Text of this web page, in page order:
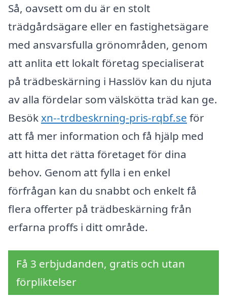
Så, oavsett om du är en stolt
trädgårdsägare eller en fastighetsägare
med ansvarsfulla grönområden, genom
att anlita ett lokalt företag specialiserat
på trädbeskärning i Hasslöv kan du njuta
av alla fördelar som välskötta träd kan ge.
Besökxn--trdbeskrning-pris-rqbf.se för
att få mer information och få hjälp med
att hitta det rätta företaget för dina
behov. Genom att fylla i en enkel
förfrågan kan du snabbt och enkelt få
flera offerter på trädbeskärning från
erfarna proffs i ditt område.
Få 3 erbjudanden, gratis och utan
förpliktelser